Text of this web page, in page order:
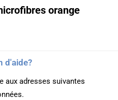
orange
d'aide?
aux adresses suivantes